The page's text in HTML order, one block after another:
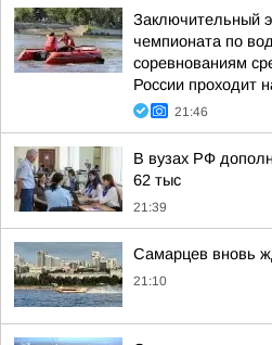
Заключительный
чемпионата по
соревнованиям
России проходит
21:46
В вузах РФ
62 тыс
21:39
Самарцев вновь
21:10